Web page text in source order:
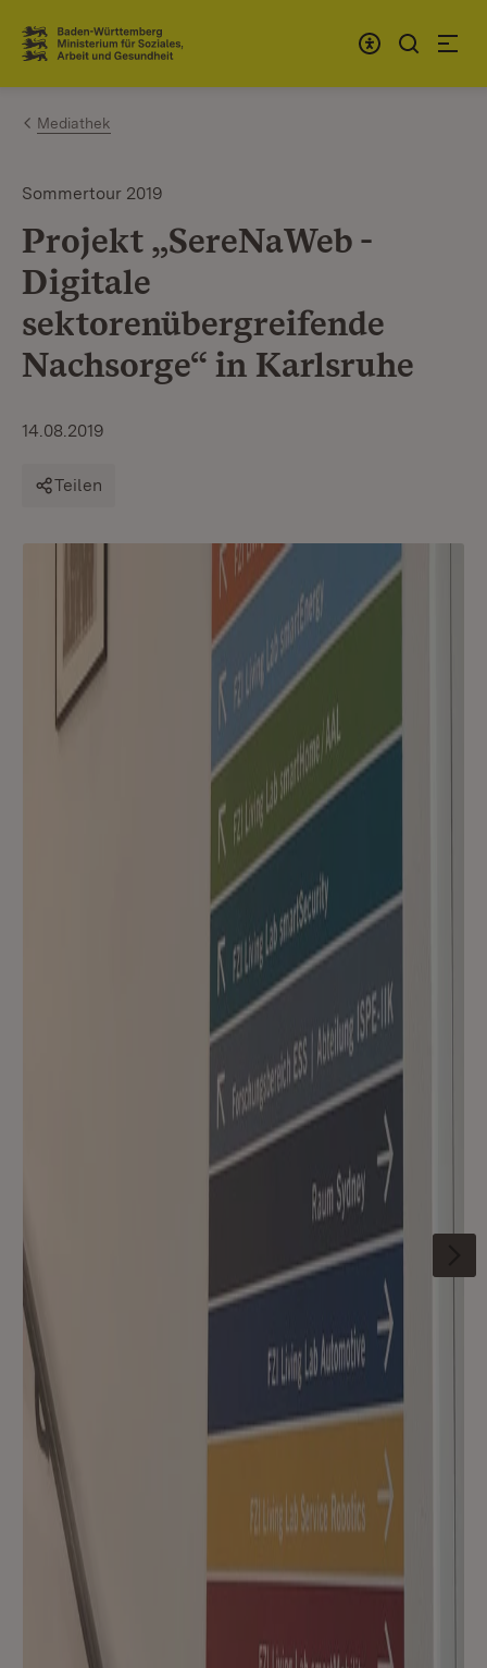
Zum Inhalt springen
Link zur Startseite
Mediathek
Sommertour 2019
Projekt „SereNaWeb -
Digitale
sektorenübergreifende
Nachsorge“ in Karlsruhe
14.08.2019
Teilen